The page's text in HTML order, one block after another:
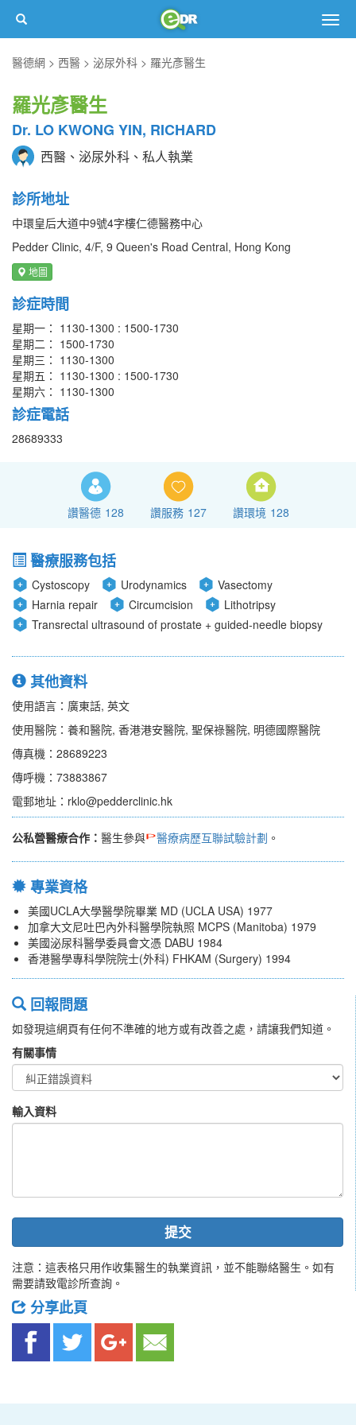
醫德網
西醫 泌尿外科 羅光彥醫生
羅光彥醫生
Dr. LO KWONG YIN, RICHARD
西醫、泌尿外科、私人執業
診所地址
中環皇后大道中9號4字樓仁德醫務中心
Pedder Clinic, 4/F, 9 Queen's Road Central, Hong Kong
地圖
診症時間
星期一： 1130-1300 : 1500-1730
星期二： 1500-1730
星期三： 1130-1300
星期五： 1130-1300 : 1500-1730
星期六： 1130-1300
診症電話
28689333
讚醫德 128 讚服務 127 讚環境 128
醫療服務包括
Cystoscopy Urodynamics
Vasectomy
Harnia repair
Circumcision
Lithotripsy
Transrectal ultrasound of prostate + guided-needle biopsy
其他資料
使用語言：廣東話, 英文
使用醫院：養和醫院, 香港港安醫院, 聖保祿醫院, 明德國際醫院
傳真機：28689223
傳呼機：73883867
電郵地址：rklo@pedderclinic.hk
公私營醫療合作： 醫生參與 醫療病歷互聯試驗計劃 。
專業資格
美國UCLA大學醫學院畢業 MD (UCLA USA) 1977
加拿大文尼吐巴內外科醫學院執照 MCPS (Manitoba) 1979
美國泌尿科醫學委員會文憑 DABU 1984
香港醫學專科學院院士(外科) FHKAM (Surgery) 1994
回報問題
如發現這網頁有任何不準確的地方或有改善之處，請讓我們知道。
有關事情
輸入資料
提交
注意：這表格只用作收集醫生的執業資訊，並不能聯絡醫生。如有
需要請致電診所查詢。
分享此頁